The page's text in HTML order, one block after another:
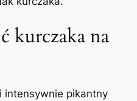
kurczaka na
intensywnie pikantny